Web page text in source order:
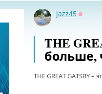
jazz45
THE
больше,
THE GREAT GATSBY